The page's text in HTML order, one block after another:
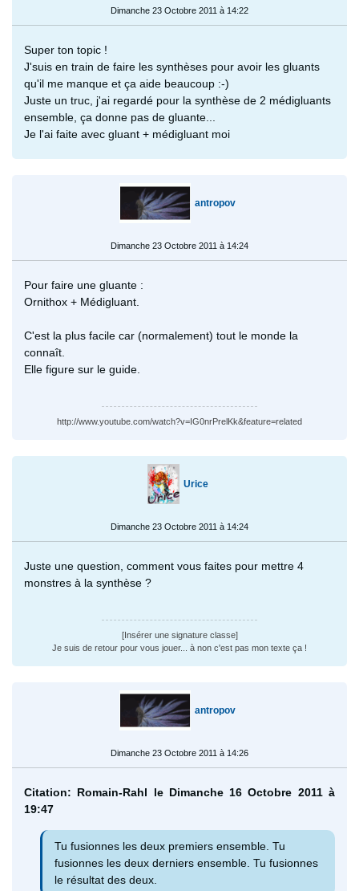
Dimanche 23 Octobre 2011 à 14:22
Super ton topic !
J'suis en train de faire les synthèses pour avoir les gluants
qu'il me manque et ça aide beaucoup :-)
Juste un truc, j'ai regardé pour la synthèse de 2 médigluants
ensemble, ça donne pas de gluante...
Je l'ai faite avec gluant + médigluant moi
antropov
Dimanche 23 Octobre 2011 à 14:24
Pour faire une gluante :
Ornithox + Médigluant.
C'est la plus facile car (normalement) tout le monde la
connaît.
Elle figure sur le guide.
http://www.youtube.com/watch?v=IG0nrPrelKk&feature=related
Urice
Dimanche 23 Octobre 2011 à 14:24
Juste une question, comment vous faites pour mettre 4
monstres à la synthèse ?
[Insérer une signature classe]
Je suis de retour pour vous jouer... à non c'est pas mon texte ça !
antropov
Dimanche 23 Octobre 2011 à 14:26
Citation: Romain-Rahl le Dimanche 16 Octobre 2011 à
19:47
Tu fusionnes les deux premiers ensemble. Tu
fusionnes les deux derniers ensemble. Tu fusionnes
le résultat des deux.